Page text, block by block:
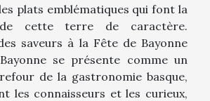
plats emblématiques qui font la
cette terre de caractère.
saveurs à la Fête de Bayonne
se présente comme un
de la gastronomie basque,
les connaisseurs et les curieux,